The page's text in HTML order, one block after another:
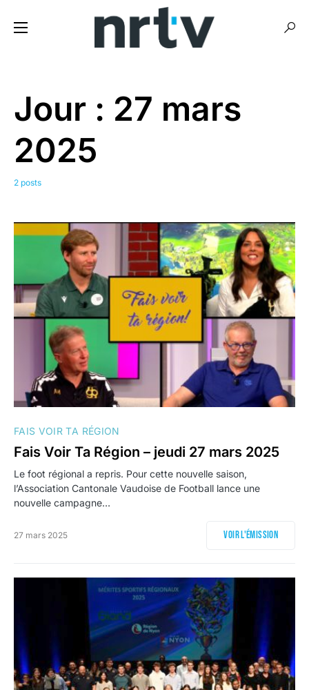
Jour : 27 mars
2025
2 posts
FAIS VOIR TA RÉGION
Fais Voir Ta Région – jeudi 27 mars 2025
Le foot régional a repris. Pour cette nouvelle saison,
l’Association Cantonale Vaudoise de Football lance une
nouvelle campagne…
27 mars 2025 Voir l'émission